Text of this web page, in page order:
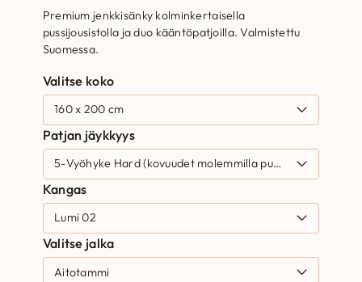
Premium jenkkisänky kolminkertaisella
pussijousistolla ja duo kääntöpatjoilla. Valmistettu
Suomessa.
Valitse koko
Patjan jäykkyys
Kangas
Valitse jalka